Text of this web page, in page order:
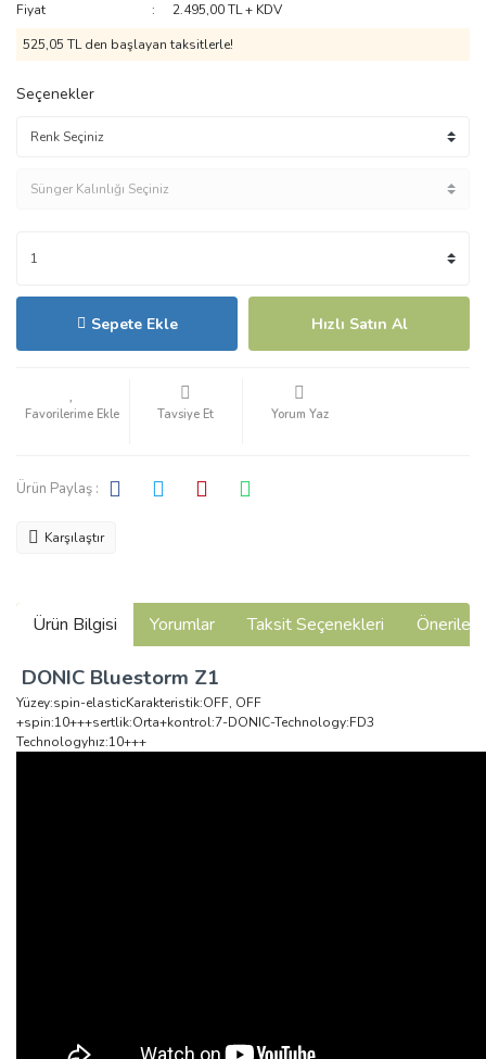
Fiyat
2.495,00 TL + KDV
525,05 TL den başlayan taksitlerle!
Seçenekler
Sepete Ekle Hızlı Satın Al
Tavsiye Et Yorum Yaz
Ürün Paylaş :
Karşılaştır
Ürün Bilgisi Yorumlar Taksit Seçenekleri
DONIC Bluestorm Z1
Yüzey:spin-elasticKarakteristik:OFF, OFF
+spin:10+++sertlik:Orta+kontrol:7-DONIC-Technology:FD3
Technologyhız:10+++